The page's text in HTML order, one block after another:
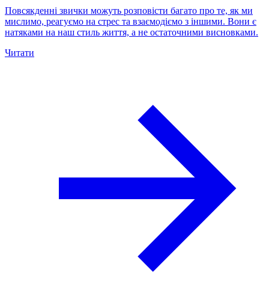
Повсякденні звички можуть розповісти багато про те, як ми
мислимо, реагуємо на стрес та взаємодіємо з іншими. Вони є
натяками на наш стиль життя, а не остаточними висновками.
Читати